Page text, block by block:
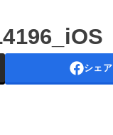
シェア